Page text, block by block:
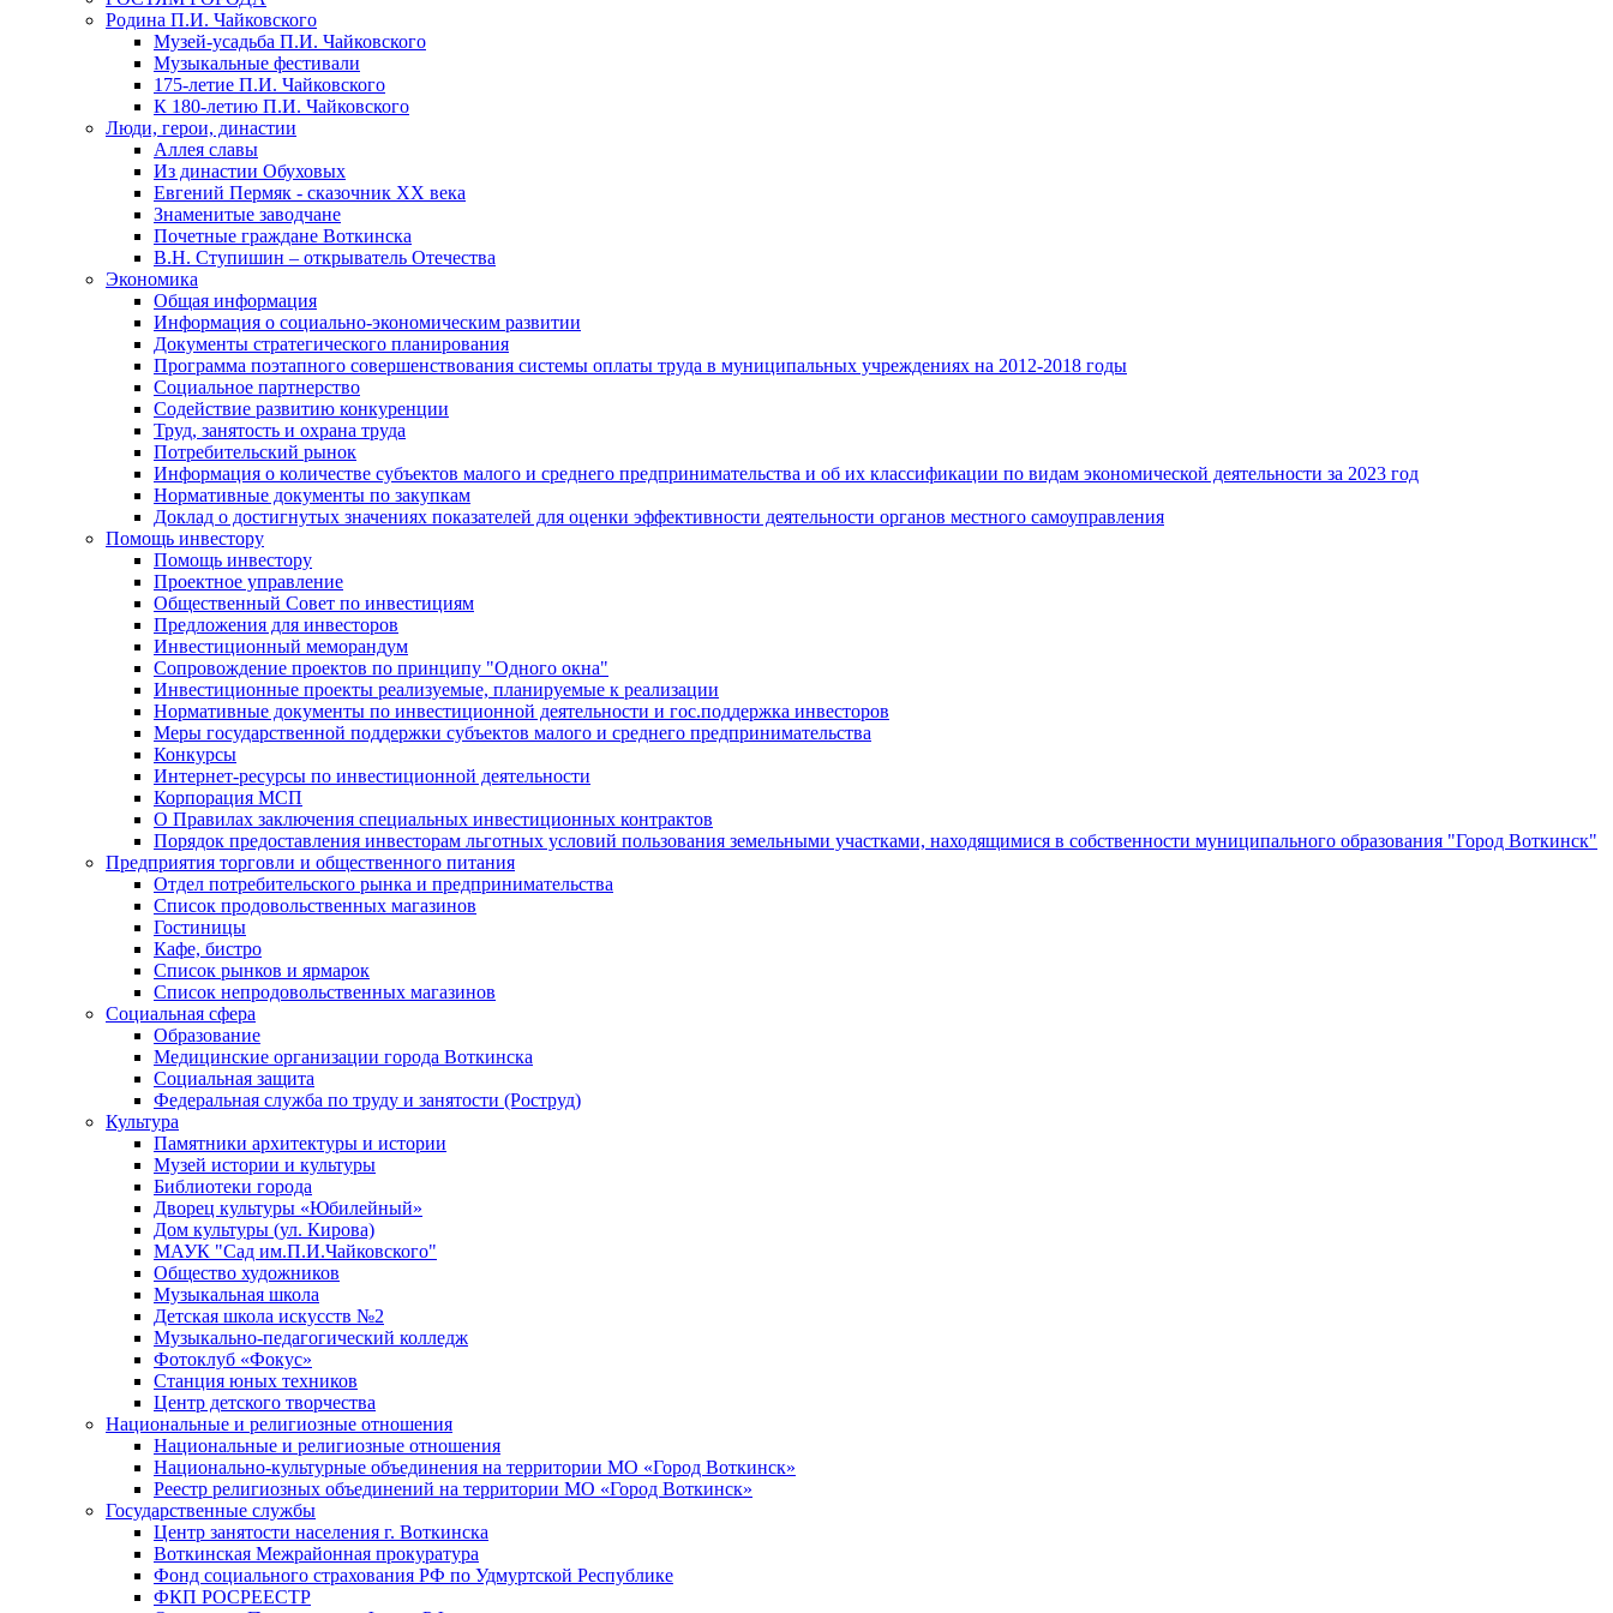
Родина П.И. Чайковского
Музей-усадьба П.И. Чайковского
Музыкальные фестивали
175-летие П.И. Чайковского
К 180-летию П.И. Чайковского
Люди, герои, династии
Аллея славы
Из династии Обуховых
Евгений Пермяк - сказочник XX века
Знаменитые заводчане
Почетные граждане Воткинска
В.Н. Ступишин – открыватель Отечества
Экономика
Общая информация
Информация о социально-экономическим развитии
Документы стратегического планирования
Программа поэтапного совершенствования системы оплаты труда в муниципальных учреждениях на 2012-2018 годы
Социальное партнерство
Содействие развитию конкуренции
Труд, занятость и охрана труда
Потребительский рынок
Информация о количестве субъектов малого и среднего предпринимательства и об их классификации по видам экономической деятельности за 2023 год
Нормативные документы по закупкам
Доклад о достигнутых значениях показателей для оценки эффективности деятельности органов местного самоуправления
Помощь инвестору
Помощь инвестору
Проектное управление
Общественный Совет по инвестициям
Предложения для инвесторов
Инвестиционный меморандум
Сопровождение проектов по принципу "Oдного окна"
Инвестиционные проекты реализуемые, планируемые к реализации
Нормативные документы по инвестиционной деятельности и гос.поддержка инвесторов
Меры государственной поддержки субъектов малого и среднего предпринимательства
Конкурсы
Интернет-ресурсы по инвестиционной деятельности
Корпорация МСП
О Правилах заключения специальных инвестиционных контрактов
Порядок предоставления инвесторам льготных условий пользования земельными участками, находящимися в собственности муниципального образования "Город Воткинск"
Предприятия торговли и общественного питания
Отдел потребительского рынка и предпринимательства
Список продовольственных магазинов
Гостиницы
Кафе, бистро
Cписок рынков и ярмарок
Список непродовольственных магазинов
Социальная сфера
Образование
Медицинские организации города Воткинска
Социальная защита
Федеральная служба по труду и занятости (Роструд)
Культура
Памятники архитектуры и истории
Музей истории и культуры
Библиотеки города
Дворец культуры «Юбилейный»
Дом культуры (ул. Кирова)
МАУК "Сад им.П.И.Чайковского"
Общество художников
Музыкальная школа
Детская школа искусств №2
Музыкально-педагогический колледж
Фотоклуб «Фокус»
Станция юных техников
Центр детского творчества
Национальные и религиозные отношения
Национальные и религиозные отношения
Национально-культурные объединения на территории МО «Город Воткинск»
Реестр религиозных объединений на территории МО «Город Воткинск»
Государственные службы
Центр занятости населения г. Воткинска
Воткинская Межрайонная прокуратура
Фонд социального страхования РФ по Удмуртской Республике
ФКП РОСРЕЕСТР